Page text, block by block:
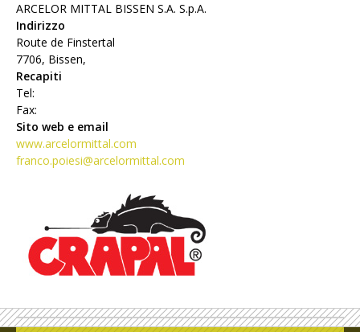
ARCELOR MITTAL BISSEN S.A. S.p.A.
Indirizzo
Route de Finstertal
7706, Bissen,
Recapiti
Tel:
Fax:
Sito web e email
www.arcelormittal.com
franco.poiesi@arcelormittal.com